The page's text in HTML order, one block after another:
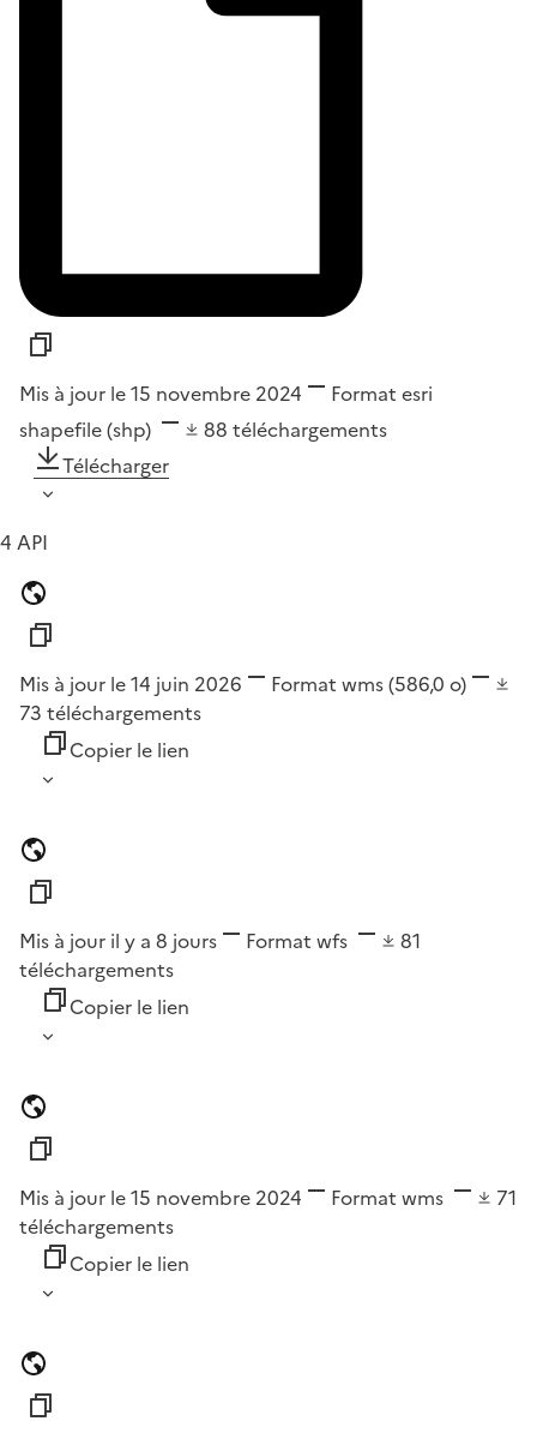
Mis à jour le 15 novembre 2024 Format esri
shapefile (shp)
88 téléchargements
Télécharger
4 API
Mis à jour le 14 juin 2026 Format wms(586,0 o)
73 téléchargements
Copier le lien
Mis à jour il y a 8 jours Format wfs
81
téléchargements
Copier le lien
Mis à jour le 15 novembre 2024 Format wms
71
téléchargements
Copier le lien